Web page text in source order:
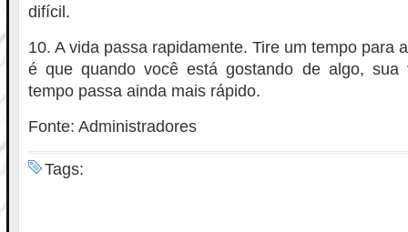
difícil.
10. A vida passa rapidamente. Tire um tempo para
é que quando você está gostando de algo, sua
tempo passa ainda mais rápido.
Fonte: Administradores
Tags: